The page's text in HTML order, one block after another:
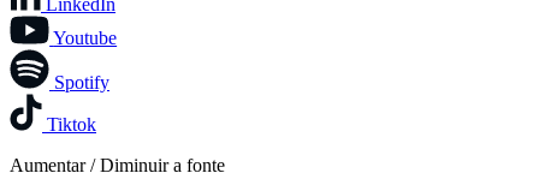
LinkedIn
Youtube
Spotify
Tiktok
Aumentar / Diminuir a fonte